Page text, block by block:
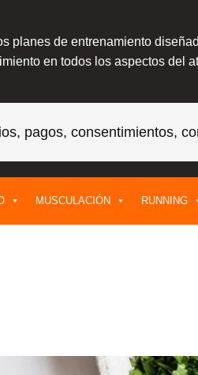
planes de entrenamiento
en todos los aspectos del
pagos, consentimientos,
MUSCULACIÓN RUNNING